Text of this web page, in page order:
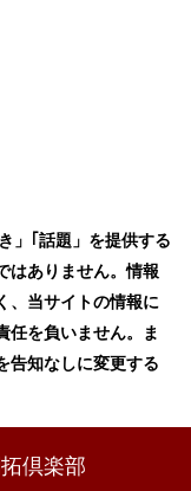
」｢話題」を提供する
はありません。情報
、当サイトの情報に
任を負いません。ま
告知なしに変更する
倶楽部